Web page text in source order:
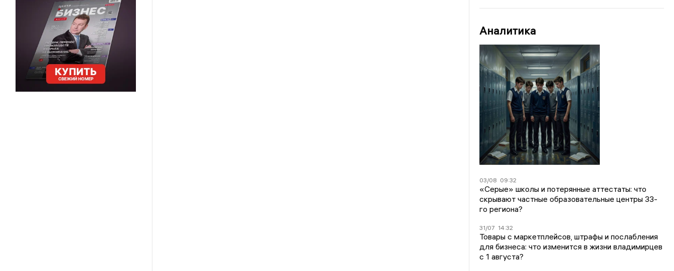
Аналитика
03/08 09:32
«Серые» школы и потерянные аттестаты: что
скрывают частные образовательные центры 33-
го региона?
31/07 14:32
Товары с маркетплейсов, штрафы и послабления
для бизнеса: что изменится в жизни владимирцев
с 1 августа?